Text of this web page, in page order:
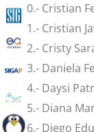
10.- Cristian
11.- Cristian
12.- Cristy
13.- Daniela
14.- Daysi
15.- Diana
16.- Diego